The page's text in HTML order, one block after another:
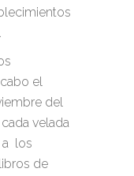
el
del
velada
a los
de